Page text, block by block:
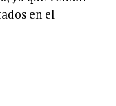
en el